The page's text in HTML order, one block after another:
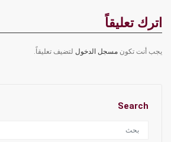
اترك تعليقاً
يجب أنت تكون مسجل الدخول لتضيف تعليقاً.
Search